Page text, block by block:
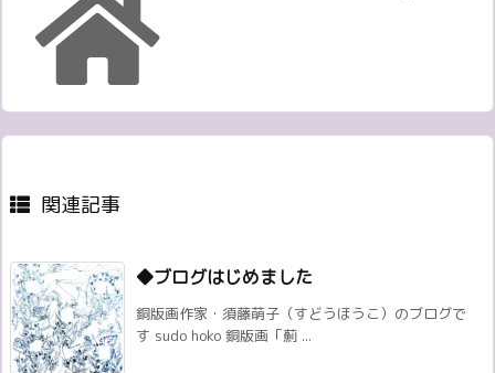
関連記事
◆ブログはじめました
銅版画作家・須藤萌子（すどうほうこ）のブログで
す sudo hoko 銅版画「薊 ...